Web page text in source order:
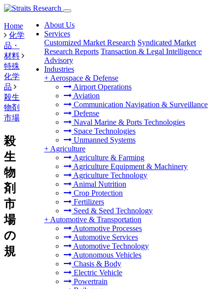
About Us
Services
Customized Market Research Syndicated Market
Research Reports Transaction & Legal Intelligence
Advisory
Industries
+ Aerospace & Defense
Airport Operations
Aviation
Communication Navigation & Surveillance
Defense
Naval Marine & Ports Technologies
Space Technologies
Unmanned Systems
+ Agriculture
Agriculture & Farming
Agriculture Equipment & Machinery
Agriculture Technology
Animal Nutrition
Crop Protection
Fertilizers
Seed & Seed Technology
+ Automotive & Transportation
Automotive Processes
Automotive Services
Automotive Technology
Autonomous Vehicles
Chasis & Body
Electric Vehicle
Powertrain
Home
化学
品・
材料
特殊
化学
品
殺生
物剤
市場
殺
生
物
剤
市
場
の
規